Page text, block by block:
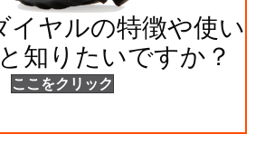
イヤルの特徴や使い
知りたいですか？
ここをクリック